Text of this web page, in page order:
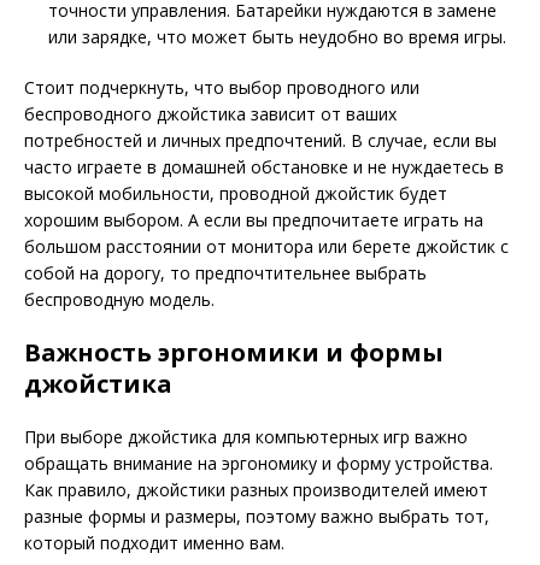
точности управления. Батарейки нуждаются в замене
или зарядке, что может быть неудобно во время игры.
Стоит подчеркнуть, что выбор проводного или
беспроводного джойстика зависит от ваших
потребностей и личных предпочтений. В случае, если вы
часто играете в домашней обстановке и не нуждаетесь в
высокой мобильности, проводной джойстик будет
хорошим выбором. А если вы предпочитаете играть на
большом расстоянии от монитора или берете джойстик с
собой на дорогу, то предпочтительнее выбрать
беспроводную модель.
Важность эргономики и формы
джойстика
При выборе джойстика для компьютерных игр важно
обращать внимание на эргономику и форму устройства.
Как правило, джойстики разных производителей имеют
разные формы и размеры, поэтому важно выбрать тот,
который подходит именно вам.